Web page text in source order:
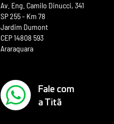
Av. Eng. Camilo Dinucci, 341
SP 255 - Km 78
Jardim Dumont
CEP 14808 593
Araraquara
Fale com
a Titã